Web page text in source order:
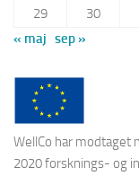
29
30
« maj sep »
WellCo har modtaget
2020 forsknings- og